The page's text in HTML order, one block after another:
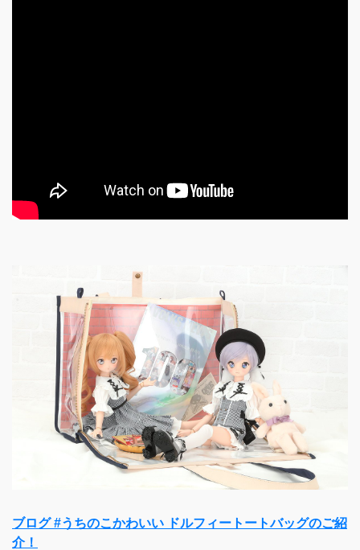
ブログ #うちのこかわいい ドルフィートートバッグのご紹
介！